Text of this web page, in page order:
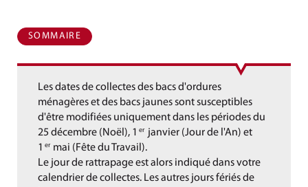
Les dates de collectes des bacs d'ordures
ménagères et des bacs jaunes sont susceptibles
d'être modifiées uniquement dans les périodes du
25 décembre (Noël), 1
er
janvier (Jour de l'An) et
1
er mai (Fête du Travail).
Le jour de rattrapage est alors indiqué dans votre
calendrier de collectes. Les autres jours fériés de
SOMMAIRE